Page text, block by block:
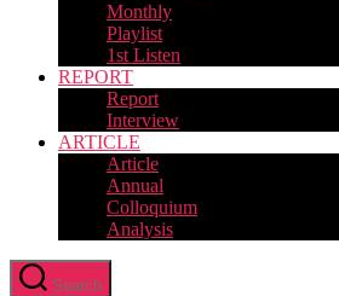
Monthly
Playlist
1st Listen
REPORT
Report
Interview
ARTICLE
Article
Annual
Colloquium
Analysis
Search